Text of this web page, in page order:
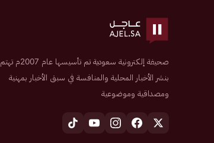
صحيفة إلكترونية سعودية تم تأسيسها عام 2007م تهتم
بنشر الأخبار المحلية والمنافسة في سبق الأخبار بمهنية
ومصداقية وموضوعية